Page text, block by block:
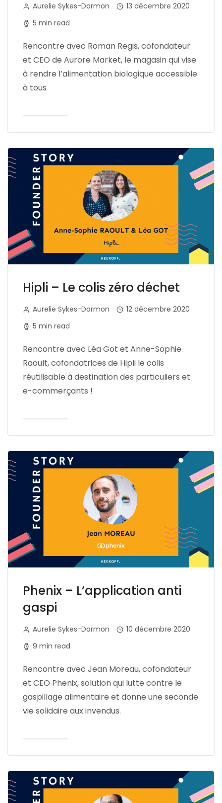
Aurelie Sykes-Darmon
13 décembre 2020
5 min read
Rencontre avec Roman Regis, cofondateur
et CEO de Aurore Market, le magasin qui vise
à rendre l’alimentation biologique accessible
à tous
Hipli – Le colis zéro déchet
Aurelie Sykes-Darmon
12 décembre 2020
5 min read
Rencontre avec Léa Got et Anne-Sophie
Raoult, cofondatrices de Hipli le colis
réutilisable à destination des particuliers et
e-commerçants !
Phenix – L’application anti
gaspi
Aurelie Sykes-Darmon
10 décembre 2020
9 min read
Rencontre avec Jean Moreau, cofondateur
et CEO Phenix, solution qui lutte contre le
gaspillage alimentaire et donne une seconde
vie solidaire aux invendus.